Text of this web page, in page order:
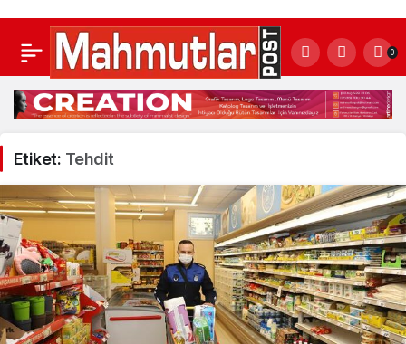
0
Etiket: Tehdit